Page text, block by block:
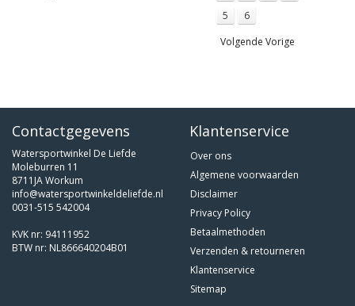
5
6
Volgende Vorige
Contactgegevens
Watersportwinkel De Liefde
Moleburren 11
8711JA Workum
info@watersportwinkeldeliefde.nl
0031-515 542004
KVK nr: 94111952
BTW nr: NL866640204B01
Klantenservice
Over ons
Algemene voorwaarden
Disclaimer
Privacy Policy
Betaalmethoden
Verzenden & retourneren
Klantenservice
Sitemap